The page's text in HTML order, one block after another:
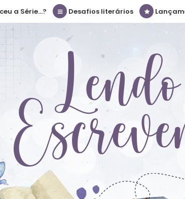
a Série...? Desafios literários